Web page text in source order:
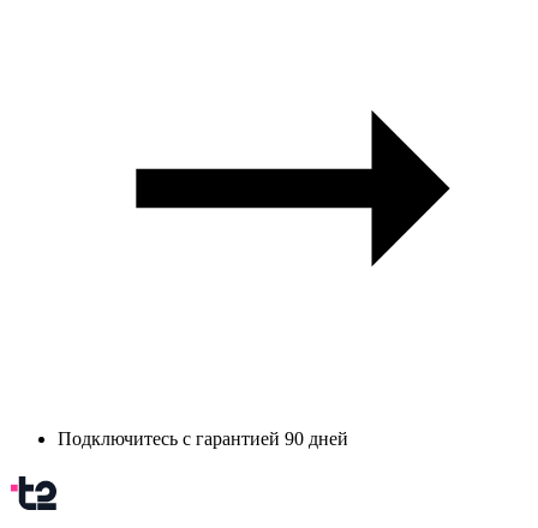
Подключитесь с гарантией 90 дней